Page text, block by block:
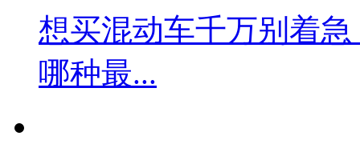
想买混动车千万别着
哪种最...